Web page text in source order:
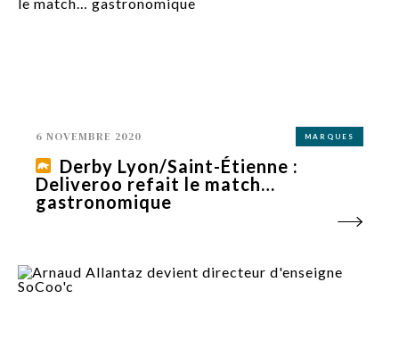
6 NOVEMBRE 2020 MARQUES
Derby Lyon/Saint-Étienne :
Deliveroo refait le match…
gastronomique